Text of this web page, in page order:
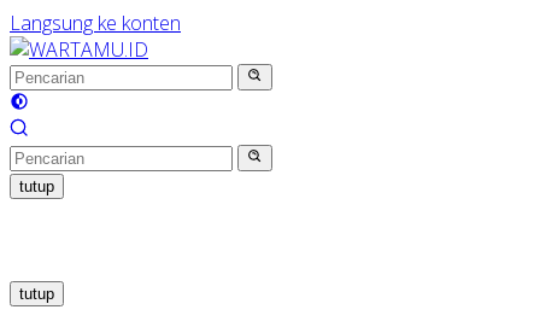
Langsung ke konten
tutup
tutup